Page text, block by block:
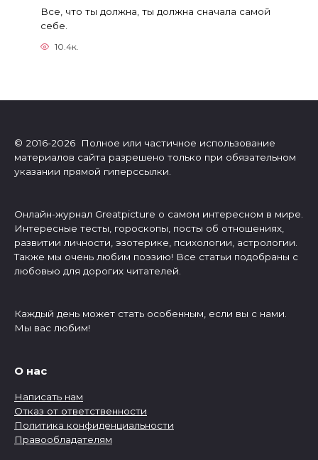
Все, что ты должна, ты должна сначала самой
себе.
10.4к.
© 2016-2026 Полное или частичное использование
материалов сайта разрешено только при обязательном
указании прямой гиперссылки.
Онлайн-журнал Greatpicture о самом интересном в мире.
Интересные тесты, гороскопы, посты об отношениях,
развитии личности, эзотерике, психологии, астрологии.
Также мы очень любим поэзию! Все статьи подобраны с
любовью для дорогих читателей.
Каждый день может стать особенным, если вы с нами.
Мы вас любим!
О нас
Написать нам
Отказ от ответственности
Политика конфиденциальности
Правообладателям